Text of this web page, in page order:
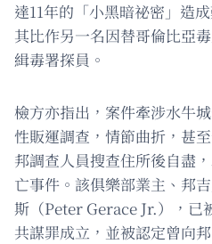
達11年的「小黑暗祕密」造
其比作另一名因替哥倫比亞
緝毒署探員。
檢方亦指出，案件牽涉水牛
性販運調查，情節曲折，甚
邦調查人員搜查住所後自盡
亡事件。該俱樂部業主、邦
斯（Peter Gerace Jr.），已
共謀罪成立，並被認定曾向